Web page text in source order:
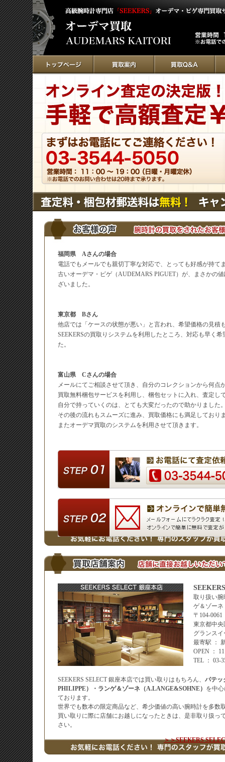
福岡県 Aさんの場合
電話でもメールでも親切丁寧な対応で、とっても好感が持て
古いオーデマ・ピゲ（AUDEMARS PIGUET）が、まさかの
ざいました。
東京都 Bさん
他店では「ケースの状態が悪い」と言われ、希望価格の見積
SEEKERSの買取りシステムを利用したところ、対応も早く
た。
富山県 Cさんの場合
メールにてご相談させて頂き、自分のコレクションから何点
買取無料梱包サービスを利用し、梱包セットに入れ、査定し
自分で持っていくのは、とても大変だったので助かりました
その後の流れもスムーズに進み、買取価格にも満足しており
またオーデマ買取のシステムを利用させて頂きます。
取り扱い
ゲ＆ゾー
〒104-0061
東京都中央
グランス
最寄駅 ：
OPEN ：
TEL ： 03-
SEEKERS SELECT 銀座本店では買い取りはもちろん、 パテッ
PHILIPPE）・ランゲ＆ゾーネ（A.LANGE&SOHNE） を中
ております。
世界でも数本の限定商品など、希少価値の高い腕時計を多数
買い取りに際に店舗にお越しになったときは、是非取り扱っ
さい。
＞＞SEEKERS